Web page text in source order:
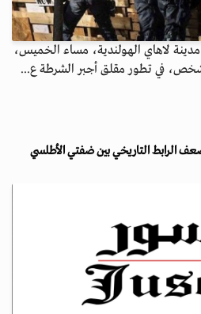
لاهاي الهولندية، مساء الخميس،
الرابط التاريخي بين ضفتي الأطلسي